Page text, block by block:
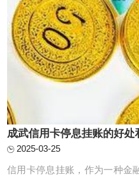
成武信用卡停息挂账的好处
2025-03-25
信用卡停息挂账，作为一种金